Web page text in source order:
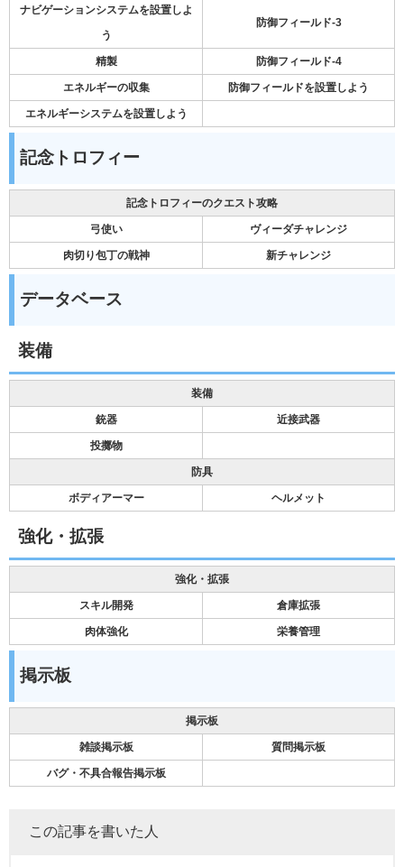
ナビゲーションシステムを設置しよ
う
防御フィールド-3
精製 防御フィールド-4
エネルギーの収集 防御フィールドを設置しよう
エネルギーシステムを設置しよう
記念トロフィー
記念トロフィーのクエスト攻略
弓使い ヴィーダチャレンジ
肉切り包丁の戦神 新チャレンジ
データベース
装備
装備
銃器 近接武器
投擲物
防具
ボディアーマー ヘルメット
強化・拡張
強化・拡張
スキル開発 倉庫拡張
肉体強化 栄養管理
掲示板
掲示板
雑談掲示板 質問掲示板
バグ・不具合報告掲示板
この記事を書いた人